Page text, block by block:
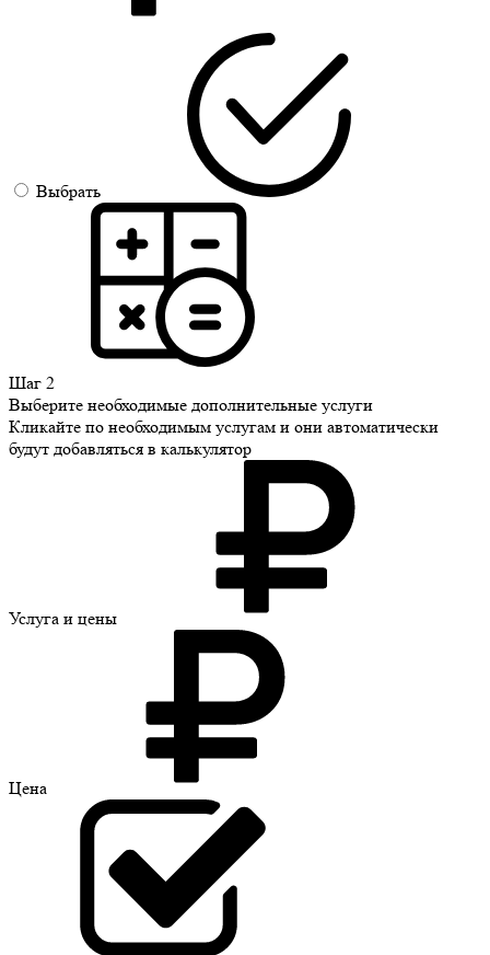
Выбрать
Шаг 2
Выберите необходимые дополнительные услуги
Кликайте по необходимым услугам и они автоматически
будут добавляться в калькулятор
Услуга и цены
Цена